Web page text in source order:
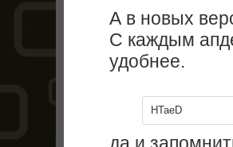
А в новых
С каждым
удобнее.
HTaeD